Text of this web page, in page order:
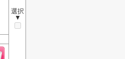
選択
▼